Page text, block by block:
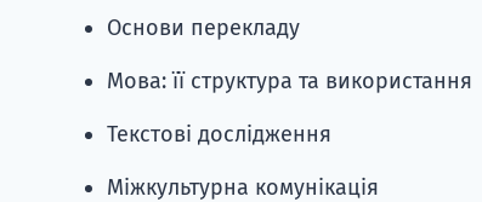
Основи перекладу
Мова: її структура та використання
Текстові дослідження
Міжкультурна комунікація